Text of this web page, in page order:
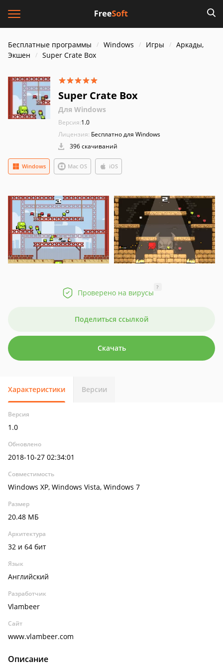
Бесплатные программы Windows Игры
Аркады,
Экшен
Super Crate Box
Super Crate Box
Для Windows
Версия:1.0
Лицензия: Бесплатно для Windows
396 скачиваний
Windows Mac OS iOS
Проверено на вирусы
?
Поделиться ссылкой
Скачать
Характеристики Версии
Версия
1.0
Обновлено
2018-10-27 02:34:01
Совместимость
Windows XP, Windows Vista, Windows 7
Размер
20.48 МБ
Архитектура
32 и 64 бит
Язык
Английский
Разработчик
Vlambeer
Сайт
www.vlambeer.com
Описание